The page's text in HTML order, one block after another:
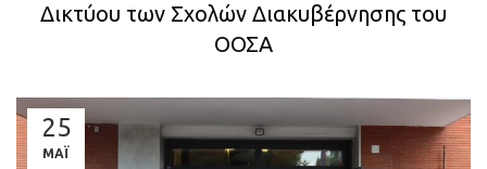
Δικτύου των Σχολών Διακυβέρνησης του
ΟΟΣΑ
25
ΜΑΪ